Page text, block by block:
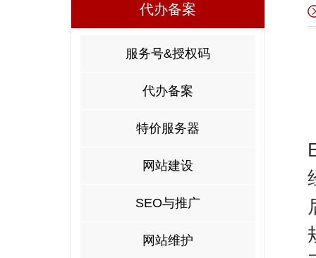
代办备案
服务号&授权码
代办备案
特价服务器
网站建设
SEO与推广
网站维护